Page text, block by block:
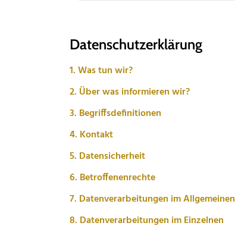
Datenschutzerklärung
1. Was tun wir?
2. Über was informieren wir?
3. Begriffsdefinitionen
4. Kontakt
5. Datensicherheit
6. Betroffenenrechte
7. Datenverarbeitungen im Allgemeinen
8. Datenverarbeitungen im Einzelnen